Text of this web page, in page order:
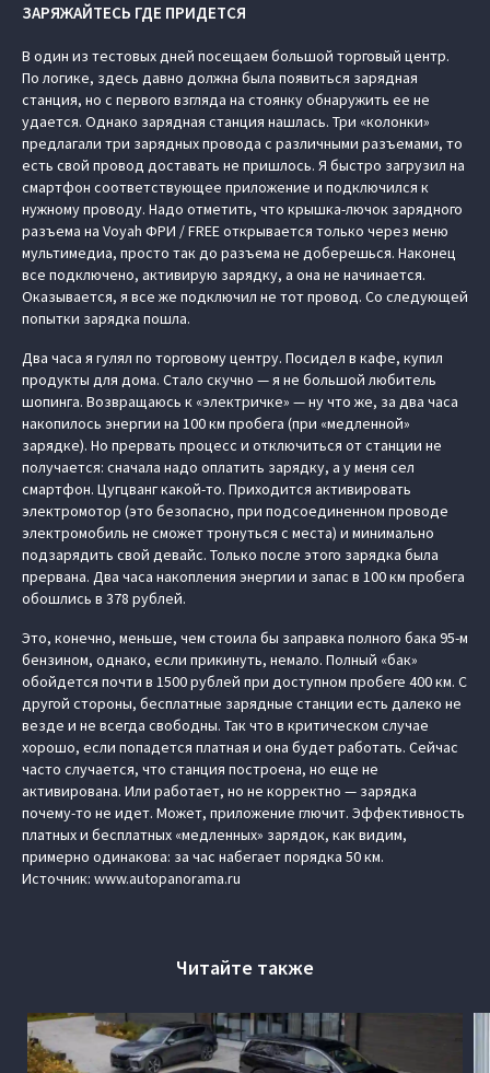
ЗАРЯЖАЙТЕСЬ ГДЕ ПРИДЕТСЯ
В один из тестовых дней посещаем большой торговый центр.
По логике, здесь давно должна была появиться зарядная
станция, но с первого взгляда на стоянку обнаружить ее не
удается. Однако зарядная станция нашлась. Три «колонки»
предлагали три зарядных провода с различными разъемами, то
есть свой провод доставать не пришлось. Я быстро загрузил на
смартфон соответствующее приложение и подключился к
нужному проводу. Надо отметить, что крышка-лючок зарядного
разъема на Voyah ФРИ / FREE открывается только через меню
мультимедиа, просто так до разъема не доберешься. Наконец
все подключено, активирую зарядку, а она не начинается.
Оказывается, я все же подключил не тот провод. Со следующей
попытки зарядка пошла.
Два часа я гулял по торговому центру. Посидел в кафе, купил
продукты для дома. Стало скучно — я не большой любитель
шопинга. Возвращаюсь к «электричке» — ну что же, за два часа
накопилось энергии на 100 км пробега (при «медленной»
зарядке). Но прервать процесс и отключиться от станции не
получается: сначала надо оплатить зарядку, а у меня сел
смартфон. Цугцванг какой-то. Приходится активировать
электромотор (это безопасно, при подсоединенном проводе
электромобиль не сможет тронуться с места) и минимально
подзарядить свой девайс. Только после этого зарядка была
прервана. Два часа накопления энергии и запас в 100 км пробега
обошлись в 378 рублей.
Это, конечно, меньше, чем стоила бы заправка полного бака 95‑м
бензином, однако, если прикинуть, немало. Полный «бак»
обойдется почти в 1500 рублей при доступном пробеге 400 км. С
другой стороны, бесплатные зарядные станции есть далеко не
везде и не всегда свободны. Так что в критическом случае
хорошо, если попадется платная и она будет работать. Сейчас
часто случается, что станция построена, но еще не
активирована. Или работает, но не корректно — зарядка
почему-то не идет. Может, приложение глючит. Эффективность
платных и бесплатных «медленных» зарядок, как видим,
примерно одинакова: за час набегает порядка 50 км.
Источник: www.autopanorama.ru
Читайте также